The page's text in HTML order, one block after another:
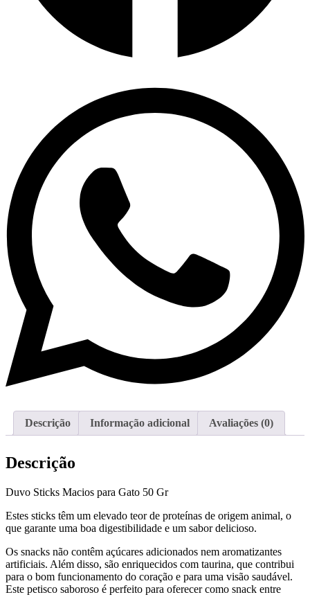
Descrição Informação adicional Avaliações (0)
Descrição
Duvo Sticks Macios para Gato 50 Gr
Estes sticks têm um elevado teor de proteínas de origem animal, o
que garante uma boa digestibilidade e um sabor delicioso.
Os snacks não contêm açúcares adicionados nem aromatizantes
artificiais. Além disso, são enriquecidos com taurina, que contribui
para o bom funcionamento do coração e para uma visão saudável.
Este petisco saboroso é perfeito para oferecer como snack entre